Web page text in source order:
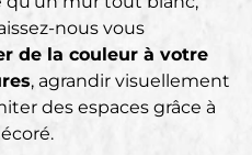
nous vous
de la couleur à votre
, agrandir visuellement
des espaces grâce à